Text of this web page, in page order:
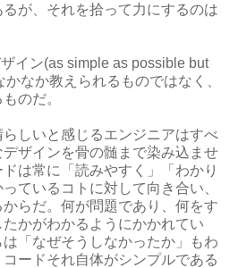
が、それを拾って力にするのは
イン(as simple as possible but
なか教えられるものではなく、
のだ。
しいと感じるエンジニアはすべ
ザインを骨の髄まで染み込ませ
は常に「読みやすく」「わかり
ているコトに対して向き合い、
らだ。何が問題であり、何をす
かがわかるようにかかれてい
「なぜそうしなかったか」もわ
ードそれ自体がシンプルである